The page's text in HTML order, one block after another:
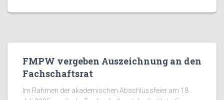
FMPW vergeben Auszeichnung an den
Fachschaftsrat
Im Rahmen der akademischen Abschlussfeier am 18.